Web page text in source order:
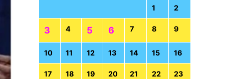
1 2
3 4 5 6 7 8 9
10 11 12 13 14 15 16
17 18 19 20 21 22 23